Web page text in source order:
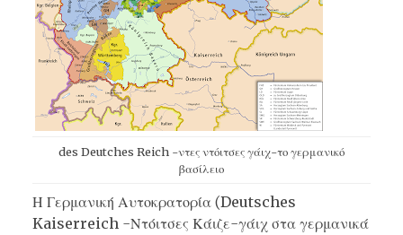
des Deutches Reich -ντες ντόιτσες γάιχ-το γερμανικό
βασίλειο
Η Γερμανική Αυτοκρατορία (Deutsches
Kaiserreich -Ντόιτσες Κάιζε-γάιχ στα γερμανικά